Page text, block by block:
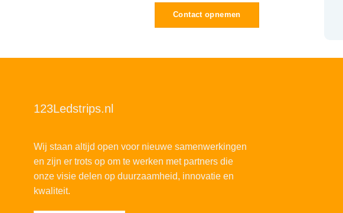
Contact opnemen
123Ledstrips.nl
Wij staan altijd open voor nieuwe samenwerkingen
en zijn er trots op om te werken met partners die
onze visie delen op duurzaamheid, innovatie en
kwaliteit.